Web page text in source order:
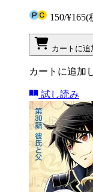
150/¥165(
カートに追
カートに追加
試し読み